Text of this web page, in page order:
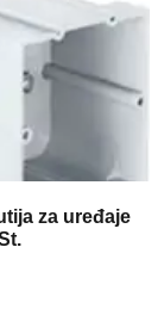
za uređaje